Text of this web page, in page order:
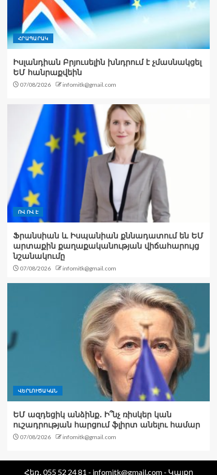
ՀՐԱՊԱՐԱԿ
Իսլանդիան Բրյուսելին խնդրում է չմասնակցել
ԵՄ հանրաքվեին
07/08/2026 infomitk@gmail.com
ՈՎ ՈՎ Է
Ֆրանսիան և Իսպանիան քննադատում են ԵՄ
արտաքին քաղաքականության վիճահարույց
նշանակումը
07/08/2026 infomitk@gmail.com
ՎԵՐԼՈՒԾԱԿԱՆ
ԵՄ ազդեցիկ անձինք․ Ի՞նչ ռիսկեր կան
ուշադրության հարցում ֆլիրտ անելու համար
07/08/2026 infomitk@gmail.com
Հեռ․ 055 52 24 81 - infomitk@gmail.com - Կայքը